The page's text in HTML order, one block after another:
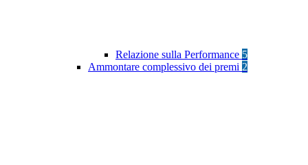
Relazione sulla Performance 5
Ammontare complessivo dei premi 2